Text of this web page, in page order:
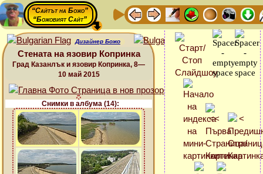
“Сайтът на Божо”
“Божовият Сайт”
Дизайнер Божо
Стената на язовир Копринка
Град Казанлък и язовир Копринка, 8—
10 май 2015
Снимки в албума (14):